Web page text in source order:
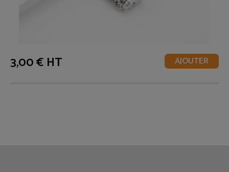
3,00 € HT AJOUTER